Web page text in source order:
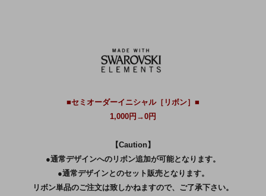
■セミオーダーイニシャル［リボン］■
1,000円→0円
【Caution】
●通常デザインへのリボン追加が可能となります。
●通常デザインとのセット販売となります。
リボン単品のご注文は致しかねますので、ご了承下さい。